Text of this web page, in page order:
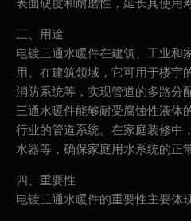
三、用途
电镀三通水暖件在建筑、工业和
用。在建筑领域，它可用于楼宇
消防系统等，实现管道的多路分
三通水暖件能够耐受腐蚀性液体
行业的管道系统。在家庭装修中
水器等，确保家庭用水系统的正
四、重要性
电镀三通水暖件的重要性主要体